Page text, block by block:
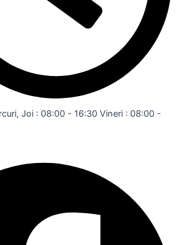
Joi : 08:00 - 16:30 Vineri : 08:00 -